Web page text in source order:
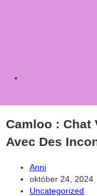
Camloo : Chat
Avec Des
Post
author:
Anni
Post
published:
október 24, 2024
Post
Uncategorized